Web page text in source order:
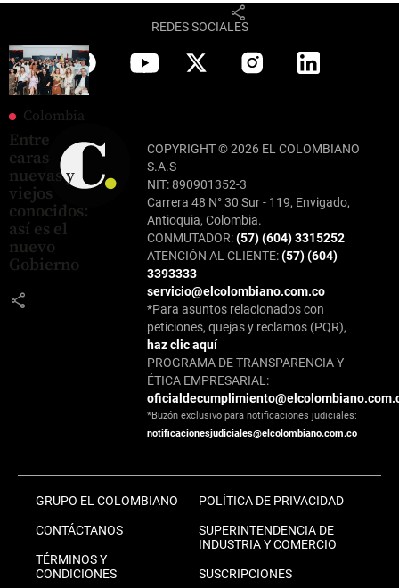
share
Colombia
Entre
caras
nuevas y
viejos
conocidos:
así es el
nuevo
Gobierno
share
REDES SOCIALES
COPYRIGHT © 2026 EL COLOMBIANO
S.A.S
NIT: 890901352-3
Carrera 48 N° 30 Sur - 119, Envigado,
Antioquia, Colombia.
CONMUTADOR:(57) (604) 3315252
ATENCIÓN AL CLIENTE:(57) (604)
3393333
servicio@elcolombiano.com.co
*Para asuntos relacionados con
peticiones, quejas y reclamos (PQR),
haz clic aquí
PROGRAMA DE TRANSPARENCIA Y
ÉTICA EMPRESARIAL:
*Buzón exclusivo para notificaciones judiciales:
notificacionesjudiciales@elcolombiano.com.co
GRUPO EL COLOMBIANO
CONTÁCTANOS
TÉRMINOS Y
CONDICIONES
POLÍTICA DE PRIVACIDAD
SUPERINTENDENCIA DE
INDUSTRIA Y COMERCIO
SUSCRIPCIONES